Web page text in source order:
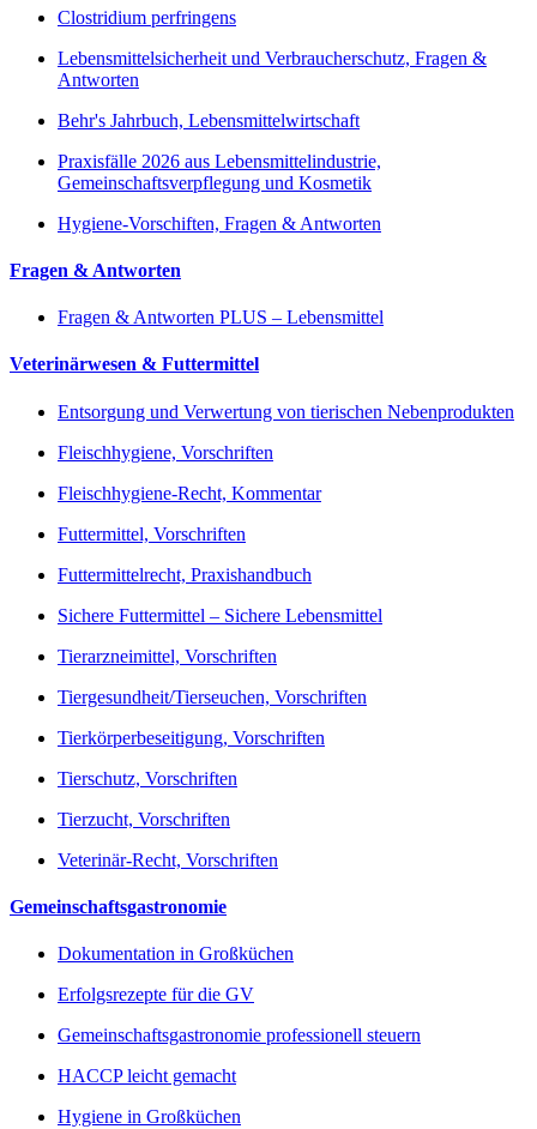
Clostridium perfringens
Lebensmittelsicherheit und Verbraucherschutz, Fragen &
Antworten
Behr's Jahrbuch, Lebensmittelwirtschaft
Praxisfälle 2026 aus Lebensmittelindustrie,
Gemeinschaftsverpflegung und Kosmetik
Hygiene-Vorschiften, Fragen & Antworten
Fragen & Antworten
Fragen & Antworten PLUS – Lebensmittel
Veterinärwesen & Futtermittel
Entsorgung und Verwertung von tierischen Nebenprodukten
Fleischhygiene, Vorschriften
Fleischhygiene-Recht, Kommentar
Futtermittel, Vorschriften
Futtermittelrecht, Praxishandbuch
Sichere Futtermittel – Sichere Lebensmittel
Tierarzneimittel, Vorschriften
Tiergesundheit/Tierseuchen, Vorschriften
Tierkörperbeseitigung, Vorschriften
Tierschutz, Vorschriften
Tierzucht, Vorschriften
Veterinär-Recht, Vorschriften
Gemeinschaftsgastronomie
Dokumentation in Großküchen
Erfolgsrezepte für die GV
Gemeinschaftsgastronomie professionell steuern
HACCP leicht gemacht
Hygiene in Großküchen